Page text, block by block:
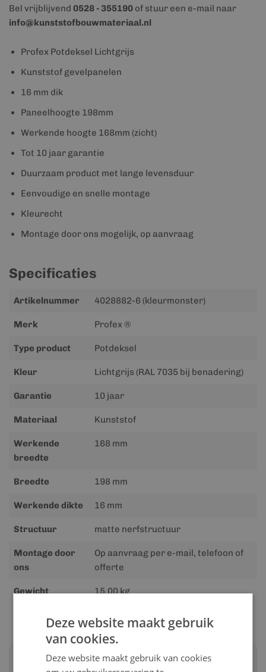
Bel vrijblijvend 0528 - 355190 of stuur een e-mail naar
info@kunststofbouwmateriaal.nl
Profex Potdeksel Lichtgrijs
Kunststof gevelpanelen
16 mm dik
Paneelhoogte 198mm
Werkende hoogte 168mm (zicht)
Tot 10 jaar garantie
Duurzaam product met lange levensduur
Eenvoudige en snelle montage
Kleurecht
Montage door ons mogelijk, op aanvraag
Specificaties
Meer
Artikelnummer 4028882-6 (kleurmonster)
Merk Profex ®
Type product Potdeksel
Kleur Lichtgrijs (RAL 7035 bij benadering)
Garantie 10 jaar
Materiaal Kunststof
Werkende
breedte
168 mm
Breedte 198 mm
Werkende dikte 16 mm
Structuur matte nerfstructuur
Montage door
ons
Op aanvraag per e-mail, telefoon of
offerte
Gewicht 15.00 kg
Advies nodig?
Deze website maakt gebruik
van cookies.
Deze website maakt gebruik van cookies